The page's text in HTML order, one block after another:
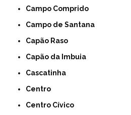
Campo Comprido
Campo de Santana
Capão Raso
Capão da Imbuia
Cascatinha
Centro
Centro Cívico